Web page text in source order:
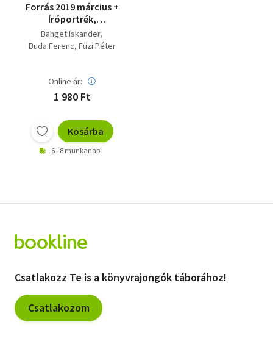
Forrás 2019 március +
Íróportrék,
csoportképek az
ötvenéves Forrás
Bahget Iskander
Buda Ferenc Füzi Péter
Online ár:
1 980 Ft
Kosárba
6 - 8 munkanap
Csatlakozz Te is a könyvrajongók táborához!
Csatlakozom